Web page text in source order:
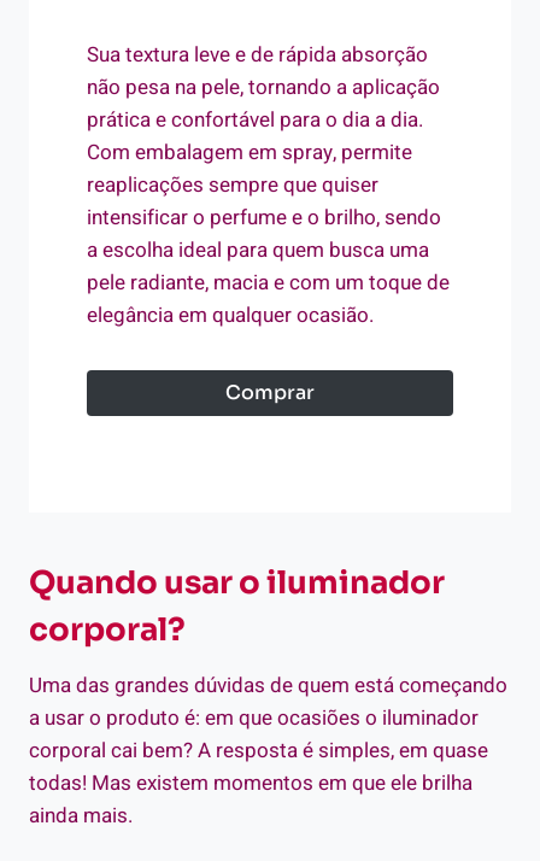
Sua textura leve e de rápida absorção
não pesa na pele, tornando a aplicação
prática e confortável para o dia a dia.
Com embalagem em spray, permite
reaplicações sempre que quiser
intensificar o perfume e o brilho, sendo
a escolha ideal para quem busca uma
pele radiante, macia e com um toque de
elegância em qualquer ocasião.
Comprar
Quando usar o iluminador
corporal?
Uma das grandes dúvidas de quem está começando
a usar o produto é: em que ocasiões o iluminador
corporal cai bem? A resposta é simples, em quase
todas! Mas existem momentos em que ele brilha
ainda mais.